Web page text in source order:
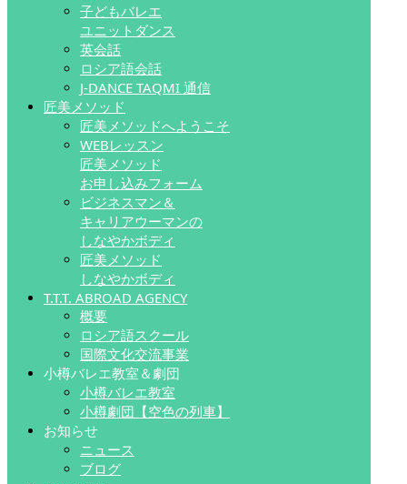
子どもバレエ
ユニットダンス
英会話
ロシア語会話
J-DANCE TAQMI 通信
匠美メソッド
匠美メソッドへようこそ
WEBレッスン
匠美メソッド
お申し込みフォーム
ビジネスマン＆
キャリアウーマンの
しなやかボディ
匠美メソッド
しなやかボディ
T.T.T. ABROAD AGENCY
概要
ロシア語スクール
国際文化交流事業
小樽バレエ教室＆劇団
小樽バレエ教室
小樽劇団【空色の列車】
お知らせ
ニュース
ブログ